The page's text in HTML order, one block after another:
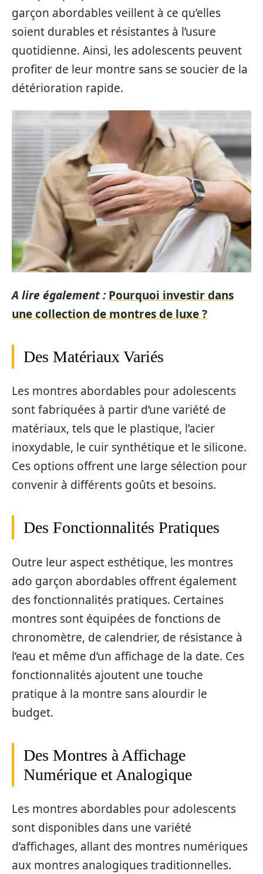
garçon abordables veillent à ce qu’elles
soient durables et résistantes à l’usure
quotidienne. Ainsi, les adolescents peuvent
profiter de leur montre sans se soucier de la
détérioration rapide.
A lire également : Pourquoi investir dans
une collection de montres de luxe ?
Des Matériaux Variés
Les montres abordables pour adolescents
sont fabriquées à partir d’une variété de
matériaux, tels que le plastique, l’acier
inoxydable, le cuir synthétique et le silicone.
Ces options offrent une large sélection pour
convenir à différents goûts et besoins.
Des Fonctionnalités Pratiques
Outre leur aspect esthétique, les montres
ado garçon abordables offrent également
des fonctionnalités pratiques. Certaines
montres sont équipées de fonctions de
chronomètre, de calendrier, de résistance à
l’eau et même d’un affichage de la date. Ces
fonctionnalités ajoutent une touche
pratique à la montre sans alourdir le
budget.
Des Montres à Affichage
Numérique et Analogique
Les montres abordables pour adolescents
sont disponibles dans une variété
d’affichages, allant des montres numériques
aux montres analogiques traditionnelles.